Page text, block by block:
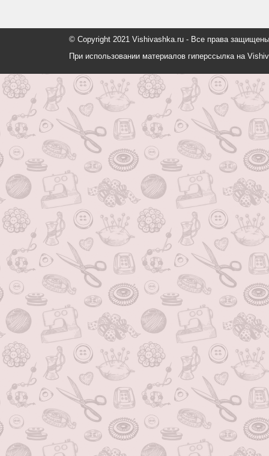
© Copyright 2021 Vishivashka.ru - Все права
При использовании материалов гиперссылка на